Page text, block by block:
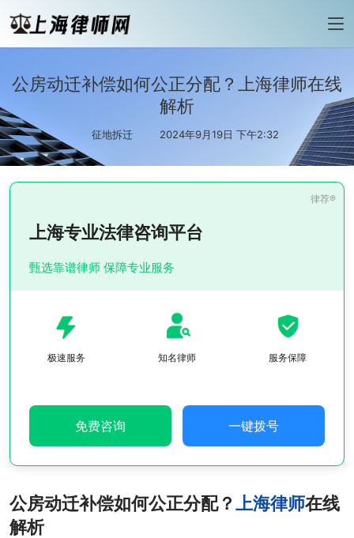
公房动迁补偿如何公正分配？上海律师在线
解析
征地拆迁 2024年9月19日 下午2:32
上海专业法律咨询平台
甄选靠谱律师 保障专业服务
极速服务 知名律师 服务保障
免费咨询 一键拨号
公房动迁补偿如何公正分配？上海律师在线
解析